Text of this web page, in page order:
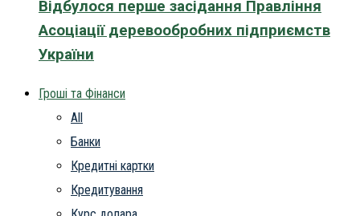
Відбулося перше засідання Правління
Асоціації деревообробних підприємств
України
Гроші та Фінанси
All
Банки
Кредитні картки
Кредитування